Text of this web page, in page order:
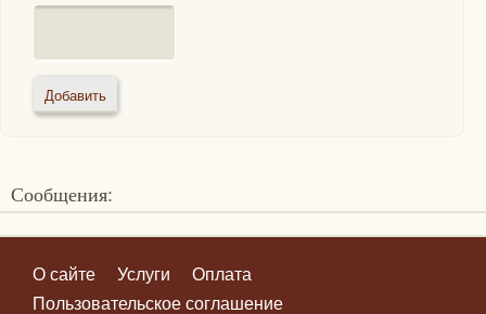
Сообщения:
О сайте Услуги
Оплата
Пользовательское соглашение